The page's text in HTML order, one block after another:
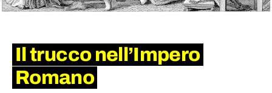
Il trucco nell’Impero
Romano